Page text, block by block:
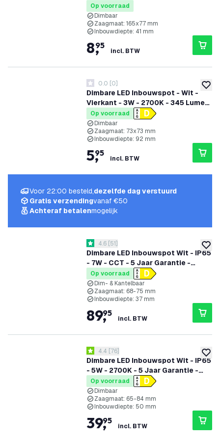
130x130mm
Op voorraad
Dimbaar
Zaagmaat: 165x77 mm
Inbouwdiepte: 41 mm
8,
95
incl. BTW
Dimbare LED Inbouwspot - Wit -
Vierkant - 3W - 2700K - 345 Lumen
- 85x85mm
0 score sterren
0.0 [0]
Op voorraad
Dimbaar
Zaagmaat: 73x73 mm
Inbouwdiepte: 92 mm
5,
95
incl. BTW
Dimbare LED Inbouwspot Wit - IP65
- 7W - CCT - 5 Jaar Garantie -
Geschikt voor de Badkamer
reviews drawer openen
4.6 score sterren
4.6 [51]
Op voorraad
Dim- & Kantelbaar
Zaagmaat: 68-75 mm
Inbouwdiepte: 37 mm
89,
95
incl. BTW
Dimbare LED Inbouwspot Wit - IP65
- 5W - 2700K - 5 Jaar Garantie -
Geschikt voor de Badkamer
reviews drawer openen
4.4 score sterren
4.4 [76]
Op voorraad
Dimbaar
Zaagmaat: 65-84 mm
Inbouwdiepte: 50 mm
39,
95
incl. BTW
Voor 22:00 besteld,dezelfde dag verstuurd
Gratis verzendingvanaf €50
Achteraf betalenmogelijk